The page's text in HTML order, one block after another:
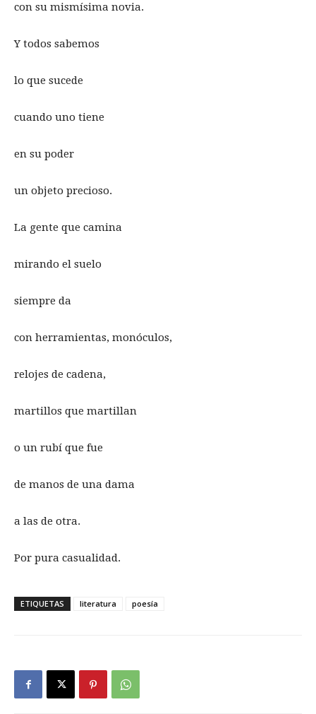
con su mismísima novia.
Y todos sabemos
lo que sucede
cuando uno tiene
en su poder
un objeto precioso.
La gente que camina
mirando el suelo
siempre da
con herramientas, monóculos,
relojes de cadena,
martillos que martillan
o un rubí que fue
de manos de una dama
a las de otra.
Por pura casualidad.
ETIQUETAS literatura poesía